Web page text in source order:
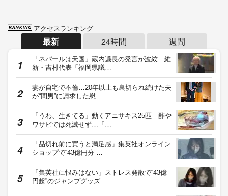
アクセスランキング
最新 24時間 週間
「ネパールは天国」蔵内議長の発言が波紋 維
新・吉村代表「福岡県議…
妻が自宅で不倫…20年以上も裏切られ続けた夫
が“間男”に請求した慰…
「うわ、生きてる」動くアニサキス25匹 酢や
ワサビでは死滅せず…「…
「品切れ前に買うと満足感」集英社オンライン
ショップで“43億円分”…
「集英社に恨みはない」ストレス発散で“43億
円超”のジャンプグッズ…